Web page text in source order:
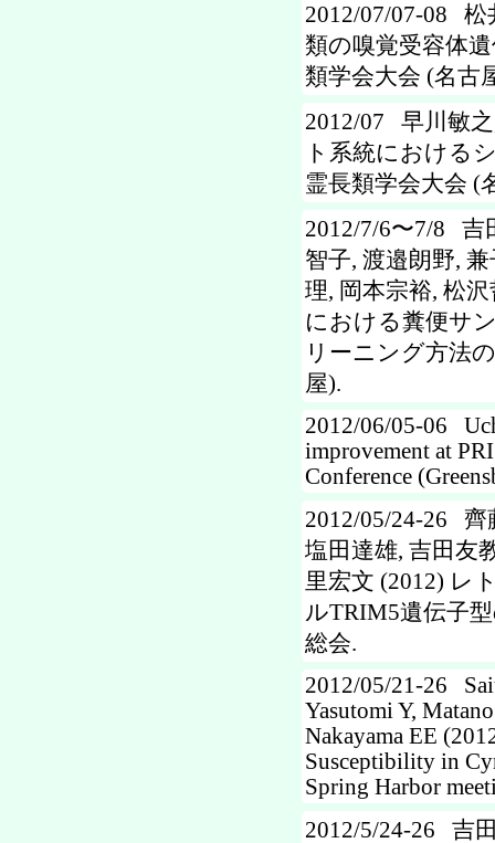
2012/07/07-08 松
類の嗅覚受容体
類学会大会 (名古
2012/07 早川敏之
ト系統における
霊長類学会大会 (
2012/7/6〜7/8 吉
智子, 渡邉朗野,
理, 岡本宗裕, 松
における糞便サ
リーニング方法
屋).
2012/06/05-06
improvement at
Conference
2012/05/24-26 齊
塩田達雄, 吉田友
里宏文 (2012) レ
ルTRIM5遺伝子
総会.
2012/05/21-26
Yasutomi Y,
Nakayama EE
Susceptibility in
Spring Harbor
2012/5/24-26 吉